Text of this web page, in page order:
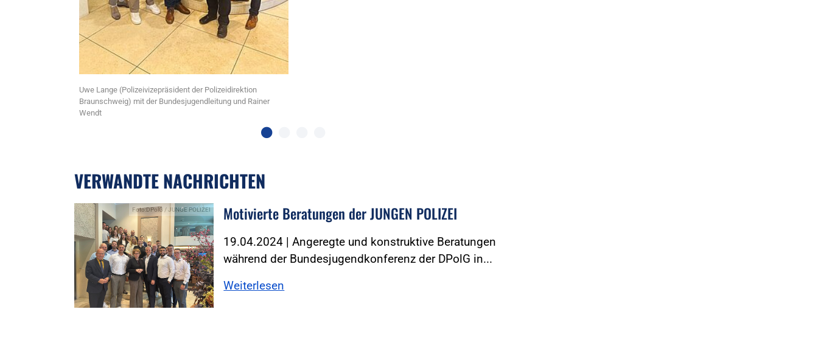
Uwe Lange (Polizeivizepräsident der Polizeidirektion
Braunschweig) mit der Bundesjugendleitung und Rainer
Wendt
VERWANDTE NACHRICHTEN
Foto:DPolG / JUNGE POLIZEI Motivierte Beratungen der JUNGEN POLIZEI
19.04.2024 | Angeregte und konstruktive Beratungen
während der Bundesjugendkonferenz der DPolG in...
Weiterlesen